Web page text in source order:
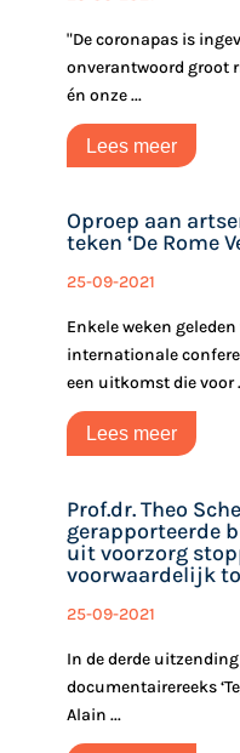
"De coronapas is
onverantwoord groot
én onze ...
Lees meer
Oproep aan
teken ‘De Rome
25-09-2021
Enkele weken
internationale
een uitkomst die voor
Lees meer
Prof.dr. Theo
gerapporteerde
uit voorzorg
voorwaardelijk
25-09-2021
In de derde
documentairereeks
Alain ...